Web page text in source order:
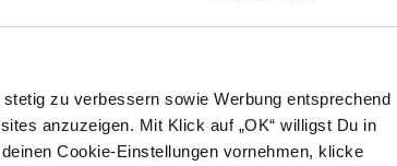
zu verbessern sowie Werbung entsprechend
anzuzeigen. Mit Klick auf „OK“ willigst Du in
Cookie-Einstellungen vornehmen, klicke